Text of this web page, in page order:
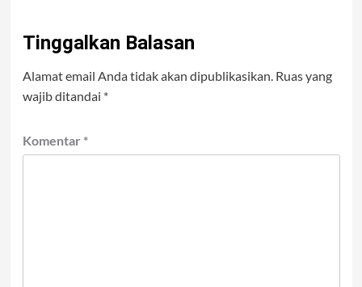
Tinggalkan Balasan
Alamat email Anda tidak akan dipublikasikan. Ruas yang
wajib ditandai *
Komentar *